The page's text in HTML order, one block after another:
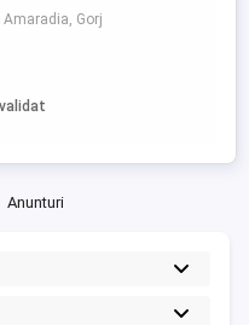
pentru una bucată este
să-i vând pe toți.
Amaradia, Gorj
Anunturi